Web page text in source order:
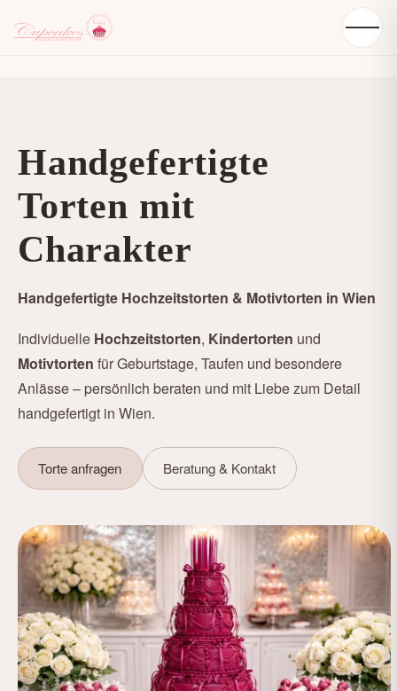
Handgefertigte
Torten mit
Charakter
Handgefertigte Hochzeitstorten & Motivtorten in Wien
Individuelle Hochzeitstorten, Kindertorten und
Motivtorten für Geburtstage, Taufen und besondere
Anlässe – persönlich beraten und mit Liebe zum Detail
handgefertigt in Wien.
Torte anfragen Beratung & Kontakt